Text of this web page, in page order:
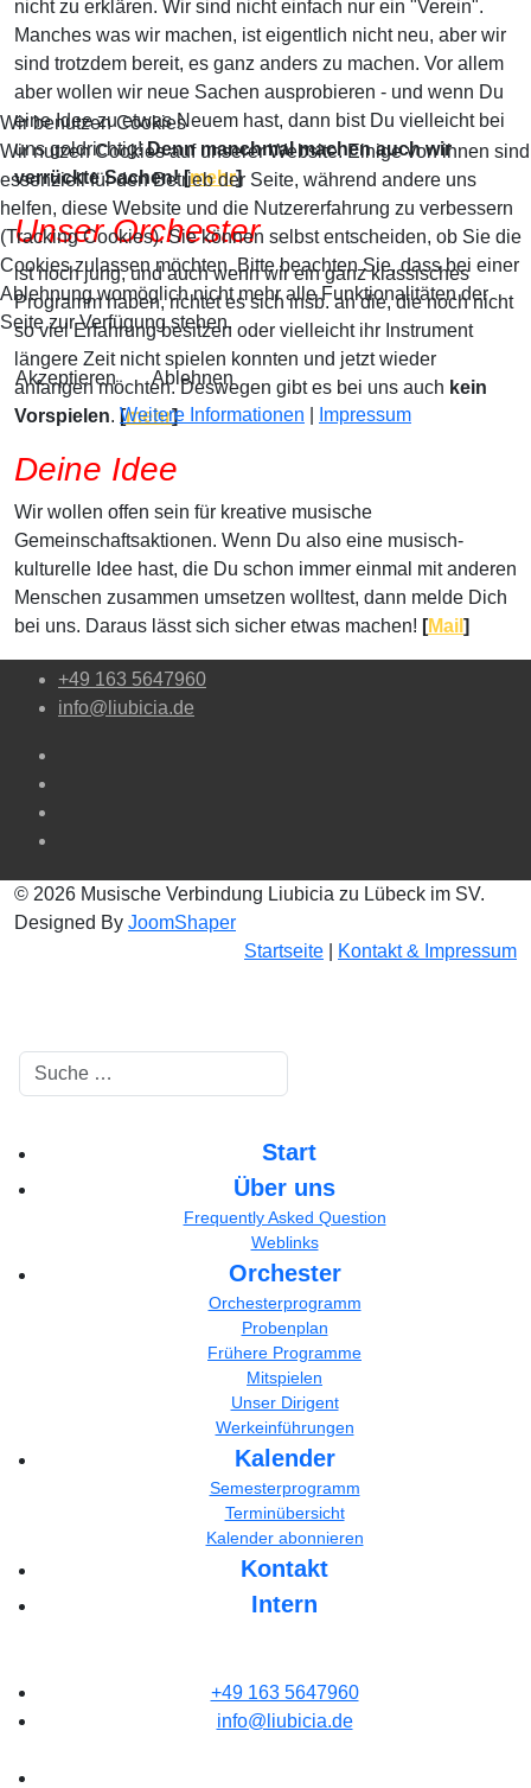
nicht zu erklären. Wir sind nicht einfach nur ein "Verein".
Manches was wir machen, ist eigentlich nicht neu, aber wir
sind trotzdem bereit, es ganz anders zu machen. Vor allem
aber wollen wir neue Sachen ausprobieren - und wenn Du
eine Idee zu etwas Neuem hast, dann bist Du vielleicht bei
uns goldrichtig!Denn manchmal machen auch wir
verrückte Sachen! [mehr]
Unser Orchester
ist noch jung, und auch wenn wir ein ganz klassisches
Programm haben, richtet es sich insb. an die, die noch nicht
so viel Erfahrung besitzen oder vielleicht ihr Instrument
längere Zeit nicht spielen konnten und jetzt wieder
anfangen möchten. Deswegen gibt es bei uns auch kein
Vorspielen. [mehr]
Deine Idee
Wir wollen offen sein für kreative musische
Gemeinschaftsaktionen. Wenn Du also eine musisch-
kulturelle Idee hast, die Du schon immer einmal mit anderen
Menschen zusammen umsetzen wolltest, dann melde Dich
bei uns. Daraus lässt sich sicher etwas machen! [Mail ]
+49 163 5647960
info@liubicia.de
© 2026 Musische Verbindung Liubicia zu Lübeck im SV.
Designed By JoomShaper
Startseite
Kontakt & Impressum
Suchen
Start
Über uns
Frequently Asked Question
Weblinks
Orchester
Orchesterprogramm
Probenplan
Frühere Programme
Mitspielen
Unser Dirigent
Werkeinführungen
Kalender
Semesterprogramm
Terminübersicht
Kalender abonnieren
Kontakt
Intern
+49 163 5647960
info@liubicia.de
Wir benutzen Cookies
Wir nutzen Cookies auf unserer Website. Einige von ihnen sind
essenziell für den Betrieb der Seite, während andere uns
helfen, diese Website und die Nutzererfahrung zu verbessern
(Tracking Cookies). Sie können selbst entscheiden, ob Sie die
Cookies zulassen möchten. Bitte beachten Sie, dass bei einer
Ablehnung womöglich nicht mehr alle Funktionalitäten der
Seite zur Verfügung stehen.
Akzeptieren
Ablehnen
Weitere Informationen
Impressum